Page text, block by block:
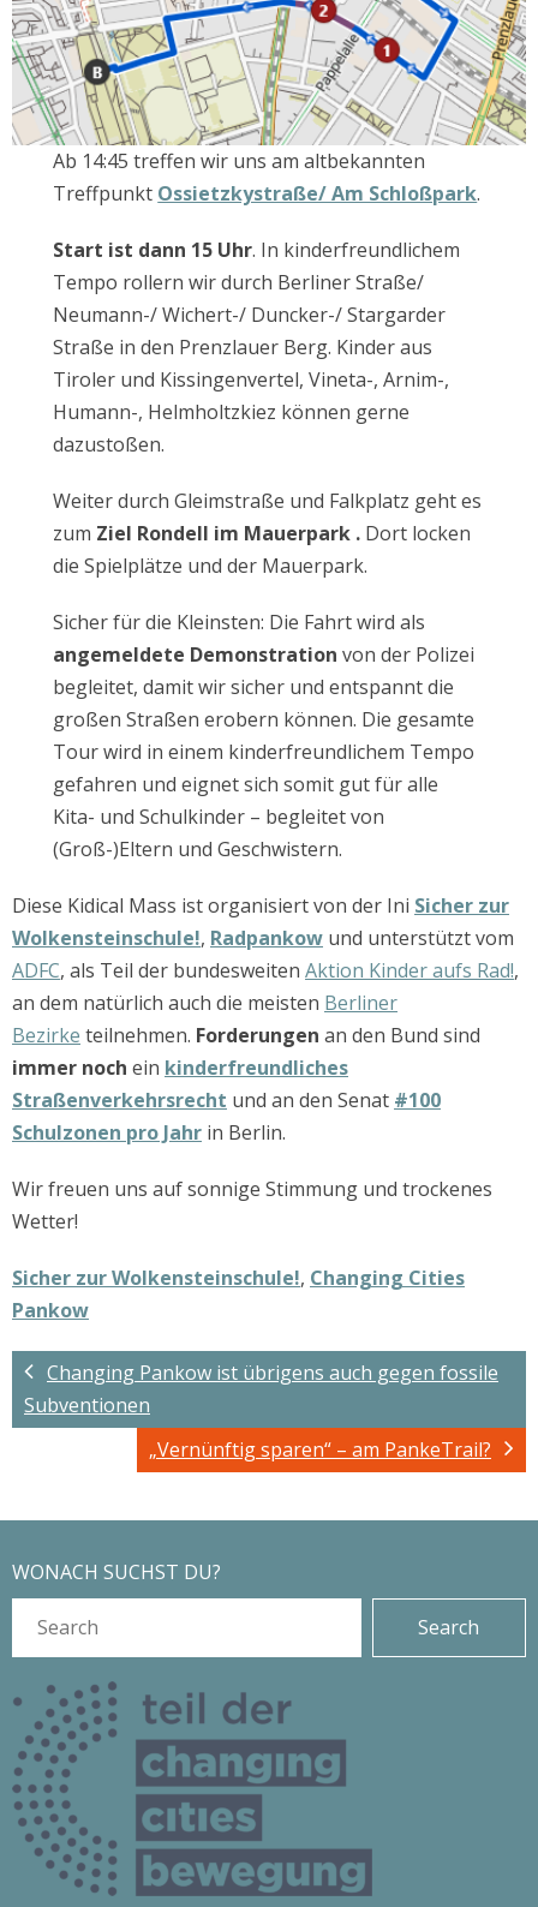
Ab 14:45 treffen wir uns am altbekannten
Treffpunkt Ossietzkystraße/ Am Schloßpark.
Start ist dann 15 Uhr. In kinderfreundlichem
Tempo rollern wir durch Berliner Straße/
Neumann-/ Wichert-/ Duncker-/ Stargarder
Straße in den Prenzlauer Berg. Kinder aus
Tiroler und Kissingenvertel, Vineta-, Arnim-,
Humann-, Helmholtzkiez können gerne
dazustoßen.
Weiter durch Gleimstraße und Falkplatz geht es
zum Ziel Rondell im Mauerpark . Dort locken
die Spielplätze und der Mauerpark.
Sicher für die Kleinsten: Die Fahrt wird als
angemeldete Demonstration von der Polizei
begleitet, damit wir sicher und entspannt die
großen Straßen erobern können. Die gesamte
Tour wird in einem kinderfreundlichem Tempo
gefahren und eignet sich somit gut für alle
Kita- und Schulkinder – begleitet von
(Groß-)Eltern und Geschwistern.
Diese Kidical Mass ist organisiert von der Ini Sicher zur
Wolkensteinschule!, Radpankow und unterstützt vom
ADFC, als Teil der bundesweiten Aktion Kinder aufs Rad!,
an dem natürlich auch die meisten Berliner
Bezirke teilnehmen. Forderungen an den Bund sind
immer noch ein kinderfreundliches
Straßenverkehrsrecht und an den Senat #100
Schulzonen pro Jahr in Berlin.
Wir freuen uns auf sonnige Stimmung und trockenes
Wetter!
Sicher zur Wolkensteinschule!, Changing Cities
Pankow
Changing Pankow ist übrigens auch gegen fossile
Subventionen
„Vernünftig sparen“ – am PankeTrail?
WONACH SUCHST DU?